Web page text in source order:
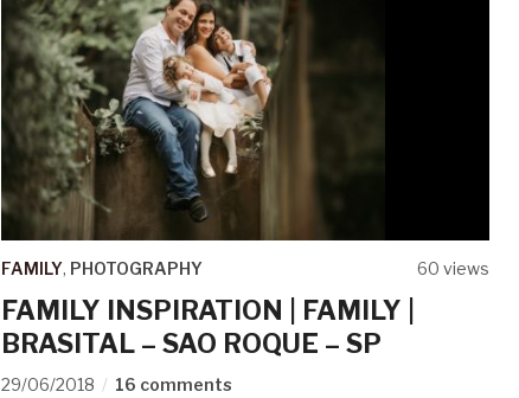
FAMILY, PHOTOGRAPHY 60 views
FAMILY INSPIRATION | FAMILY |
BRASITAL – SAO ROQUE – SP
29/06/2018 16 comments